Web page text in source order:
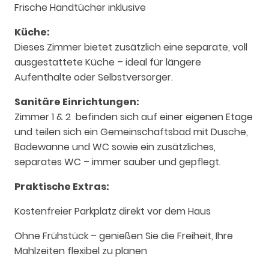
Frische Handtücher inklusive
Küche:
Dieses Zimmer bietet zusätzlich eine separate, voll
ausgestattete Küche – ideal für längere
Aufenthalte oder Selbstversorger.
Sanitäre Einrichtungen:
Zimmer 1 & 2 befinden sich auf einer eigenen Etage
und teilen sich ein Gemeinschaftsbad mit Dusche,
Badewanne und WC sowie ein zusätzliches,
separates WC – immer sauber und gepflegt.
Praktische Extras:
Kostenfreier Parkplatz direkt vor dem Haus
Ohne Frühstück – genießen Sie die Freiheit, Ihre
Mahlzeiten flexibel zu planen